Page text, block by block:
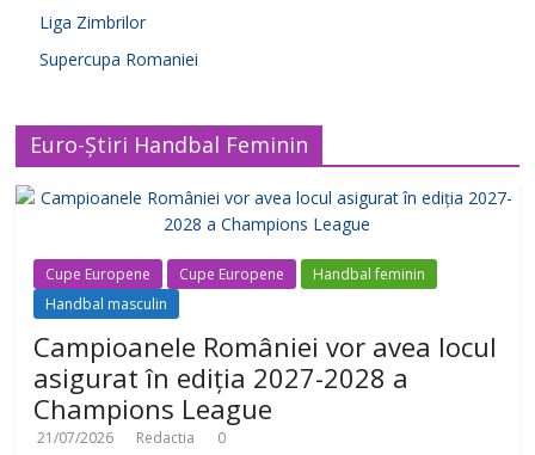
Liga Zimbrilor
Supercupa Romaniei
Euro-Știri Handbal Feminin
Cupe Europene Cupe Europene
Handbal feminin
Handbal masculin
Campioanele României vor avea locul
asigurat în ediția 2027-2028 a
Champions League
21/07/2026 Redactia 0